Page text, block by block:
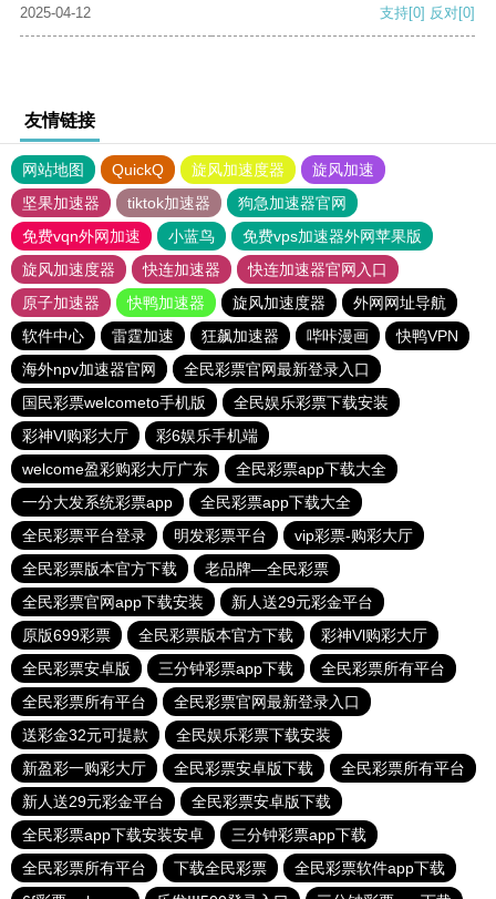
2025-04-12 支持[0] 反对[0]
友情链接
网站地图 QuickQ 旋风加速度器
旋风加速
坚果加速器
tiktok加速器
狗急加速器官网
免费vqn外网加速
小蓝鸟
免费vps加速器外网苹果版
旋风加速度器
快连加速器
快连加速器官网入口
原子加速器
快鸭加速器 旋风加速度器
外网网址导航
软件中心
雷霆加速 狂飙加速器 哔咔漫画
快鸭VPN
海外npv加速器官网
全民彩票官网最新登录入口
国民彩票welcometo手机版
全民娱乐彩票下载安装
彩神Vl购彩大厅
彩6娱乐手机端
welcome盈彩购彩大厅广东
全民彩票app下载大全
一分大发系统彩票app
全民彩票app下载大全
全民彩票平台登录
明发彩票平台
vip彩票-购彩大厅
全民彩票版本官方下载
老品牌—全民彩票
全民彩票官网app下载安装
新人送29元彩金平台
原版699彩票
全民彩票版本官方下载
彩神Vl购彩大厅
全民彩票安卓版
三分钟彩票app下载
全民彩票所有平台
全民彩票所有平台
全民彩票官网最新登录入口
送彩金32元可提款
全民娱乐彩票下载安装
新盈彩一购彩大厅
全民彩票安卓版下载
全民彩票所有平台
新人送29元彩金平台
全民彩票安卓版下载
全民彩票app下载安装安卓
三分钟彩票app下载
全民彩票所有平台
下载全民彩票
全民彩票软件app下载